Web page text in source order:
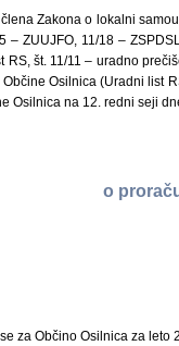
Zakona o lokalni
– ZUUJFO, 11/18 –
RS, št. 11/11 – uradno
Osilnica (Uradni list
Osilnica na 12. redni seji
o
za Občino Osilnica za